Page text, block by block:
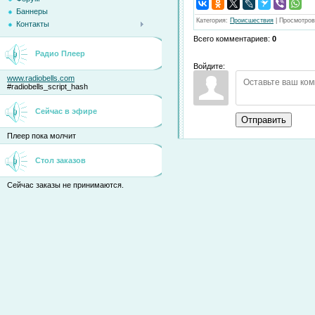
Баннеры
Контакты
Радио Плеер
www.radiobells.com
#radiobells_script_hash
Сейчас в эфире
Плеер пока молчит
Стол заказов
Сейчас заказы не принимаются.
Категория: Происшествия Просмотров
Всего комментариев: 0
Войдите:
Отправить